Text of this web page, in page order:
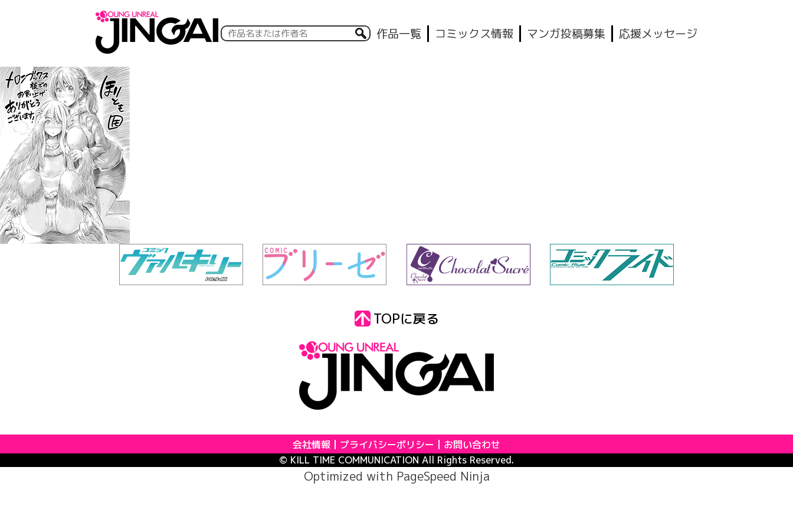
作品一覧 コミックス情報 マンガ投稿募集 応援メッセージ
TOPに戻る
会社情報 プライバシーポリシー
お問い合わせ
© KILL TIME COMMUNICATION All Rights Reserved.
Optimized with PageSpeed Ninja